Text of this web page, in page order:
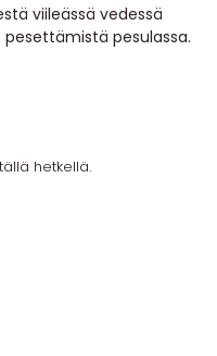
viileässä vedessä
pesulassa.
hetkellä.